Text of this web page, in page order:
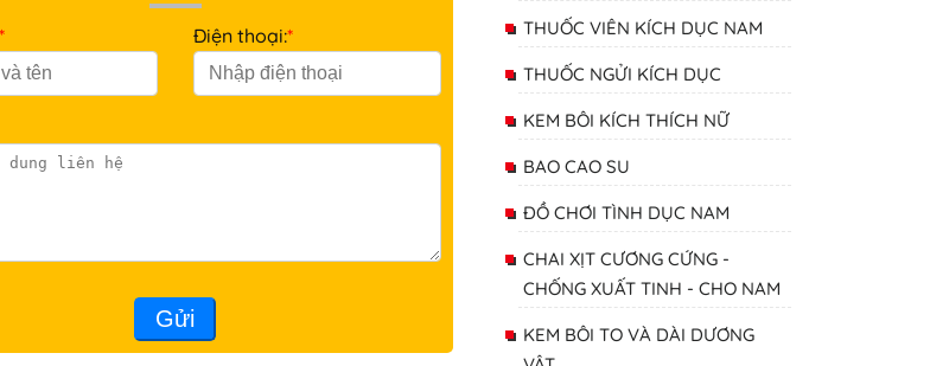
* Điện thoại:*
Gửi
THUỐC VIÊN KÍCH DỤC NAM
THUỐC NGỬI KÍCH DỤC
KEM BÔI KÍCH THÍCH NỮ
BAO CAO SU
ĐỒ CHƠI TÌNH DỤC NAM
CHAI XỊT CƯƠNG CỨNG -
CHỐNG XUẤT TINH - CHO NAM
KEM BÔI TO VÀ DÀI DƯƠNG